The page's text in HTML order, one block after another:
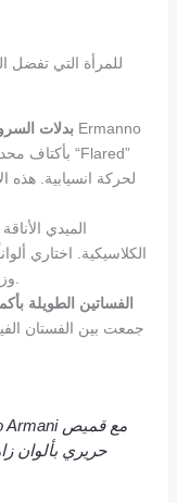
للمرأة التي تفضل
بدلات
لحركة انسيابية. هذه
الكلاسيكية. اختاري
الفساتين الطويلة
جمعت بين الفستان
حريري بألوان